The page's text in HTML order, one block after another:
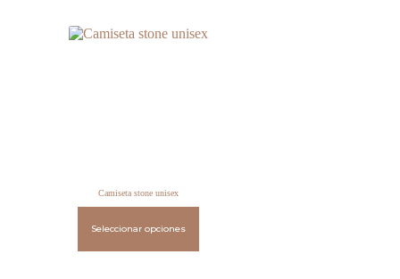
Camiseta stone unisex
Seleccionar opciones